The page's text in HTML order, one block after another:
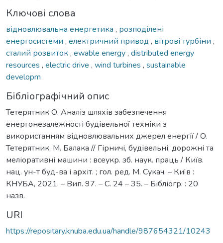
Ключові слова
відновлювальна енергетика , розподілені
енергосистеми , електричний привод , вітрові турбіни ,
сталий розвиток, ewable energy, distributed energy
resources , electric drive , wind turbines , sustainable
developm
Бібліографічний опис
Тетерятник О. Аналіз шляхів забезпечення
енергонезалежності будівельної техніки з
використанням відновлювальних джерел енергії / О.
Тетерятник, М. Балака // Гірничі, будівельні, дорожні та
меліоративні машини : всеукр. зб. наук. праць / Київ.
нац. ун-т буд-ва і архіт. ; гол. ред. М. Сукач. – Київ :
КНУБА, 2021. – Вип. 97. – С. 24 – 35. – Бібліогр. : 20
назв.
URI
https://repositary.knuba.edu.ua/handle/987654321/10243